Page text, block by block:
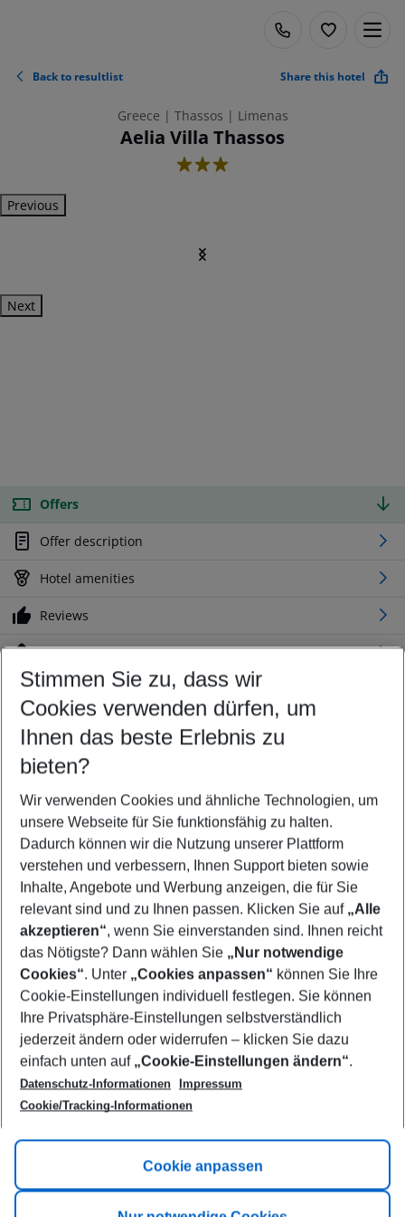
Back to resultlist Share this hotel
Greece | Thassos | Limenas
Aelia Villa Thassos
3
Previous
Next
Offers
Offer description
Hotel amenities
Reviews
Location
Customize your offer
Find the perfect deal which suits your best
Your departure airport
Any airport
Select your date range
08/08/26–06/08/27 5-8 nights
Who will travel
2 adults No children
Show more filter
Footer
Footer navigation
Title A
Link A
Stimmen Sie zu, dass wir
Cookies verwenden dürfen, um
Ihnen das beste Erlebnis zu
bieten?
Wir verwenden Cookies und ähnliche Technologien, um
unsere Webseite für Sie funktionsfähig zu halten.
Dadurch können wir die Nutzung unserer Plattform
verstehen und verbessern, Ihnen Support bieten sowie
Inhalte, Angebote und Werbung anzeigen, die für Sie
relevant sind und zu Ihnen passen. Klicken Sie auf „Alle
akzeptieren“, wenn Sie einverstanden sind. Ihnen reicht
das Nötigste? Dann wählen Sie „Nur notwendige
Cookies“. Unter „Cookies anpassen“ können Sie Ihre
Cookie-Einstellungen individuell festlegen. Sie können
Ihre Privatsphäre-Einstellungen selbstverständlich
jederzeit ändern oder widerrufen – klicken Sie dazu
einfach unten auf „Cookie-Einstellungen ändern“.
Datenschutz-Informationen
Impressum
Cookie/Tracking-Informationen
Cookie anpassen